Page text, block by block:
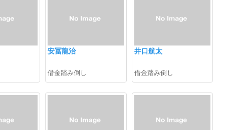
安冨龍治
借金踏み倒し
井口航太
借金踏み倒し